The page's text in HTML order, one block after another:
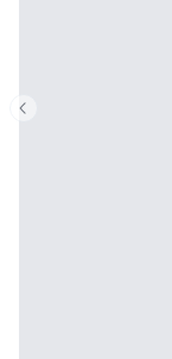
Previous slide